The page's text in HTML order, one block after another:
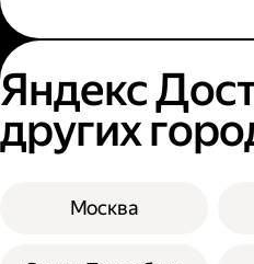
Яндекс
других
Москва